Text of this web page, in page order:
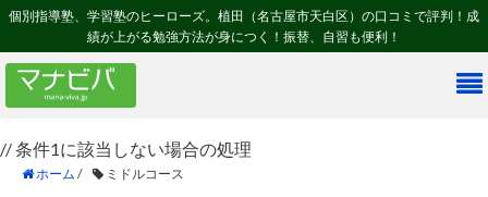
個別指導塾、学習塾のヒーローズ。植田（名古屋市天白区）の口コミで評判！成
績が上がる勉強方法が身につく！振替、自習も便利！
// 条件1に該当しない場合の処理
ホーム / ミドルコース